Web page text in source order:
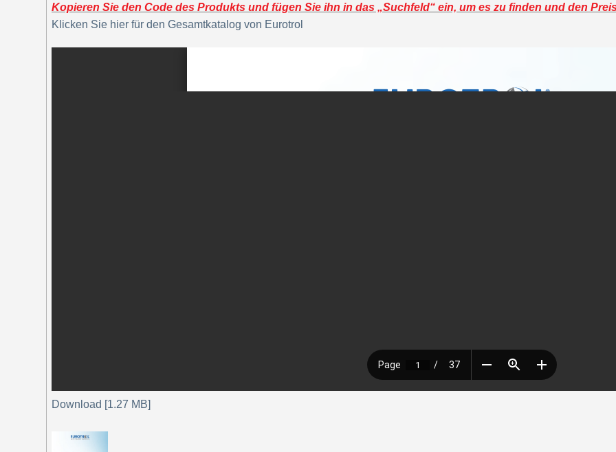
Kopieren Sie den Code des Produkts und fügen Sie ihn in das „Suchfeld“ ein, um es zu finden und den
Klicken Sie hier für den Gesamtkatalog von Eurotrol
Download [1.27 MB]